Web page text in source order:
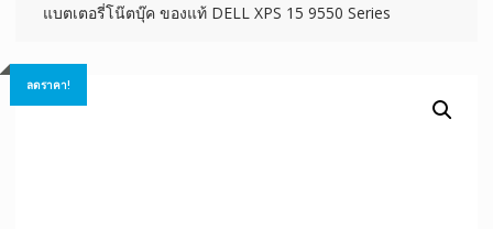
แบตเตอรี่โน๊ตบุ๊ค ของแท้ DELL XPS 15 9550 Series
ลดราคา!